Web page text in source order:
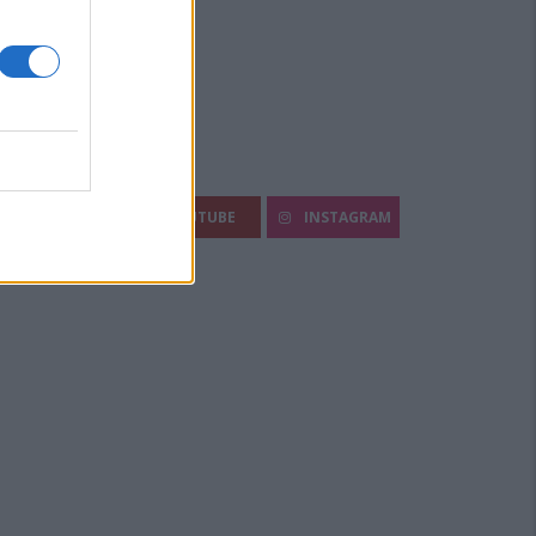
YOUTUBE INSTAGRAM